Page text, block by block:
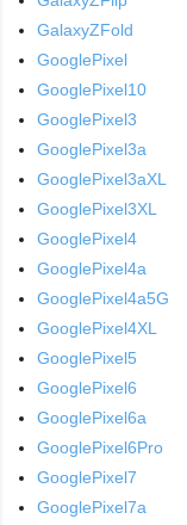
GalaxyZFold
GooglePixel
GooglePixel10
GooglePixel3
GooglePixel3a
GooglePixel3aXL
GooglePixel3XL
GooglePixel4
GooglePixel4a
GooglePixel4a5G
GooglePixel4XL
GooglePixel5
GooglePixel6
GooglePixel6a
GooglePixel6Pro
GooglePixel7
GooglePixel7a